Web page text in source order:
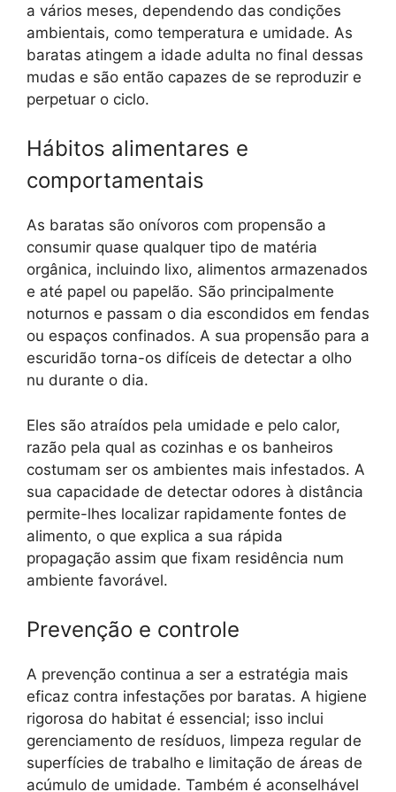
a vários meses, dependendo das condições
ambientais, como temperatura e umidade. As
baratas atingem a idade adulta no final dessas
mudas e são então capazes de se reproduzir e
perpetuar o ciclo.
Hábitos alimentares e
comportamentais
As baratas são onívoros com propensão a
consumir quase qualquer tipo de matéria
orgânica, incluindo lixo, alimentos armazenados
e até papel ou papelão. São principalmente
noturnos e passam o dia escondidos em fendas
ou espaços confinados. A sua propensão para a
escuridão torna-os difíceis de detectar a olho
nu durante o dia.
Eles são atraídos pela umidade e pelo calor,
razão pela qual as cozinhas e os banheiros
costumam ser os ambientes mais infestados. A
sua capacidade de detectar odores à distância
permite-lhes localizar rapidamente fontes de
alimento, o que explica a sua rápida
propagação assim que fixam residência num
ambiente favorável.
Prevenção e controle
A prevenção continua a ser a estratégia mais
eficaz contra infestações por baratas. A higiene
rigorosa do habitat é essencial; isso inclui
gerenciamento de resíduos, limpeza regular de
superfícies de trabalho e limitação de áreas de
acúmulo de umidade. Também é aconselhável